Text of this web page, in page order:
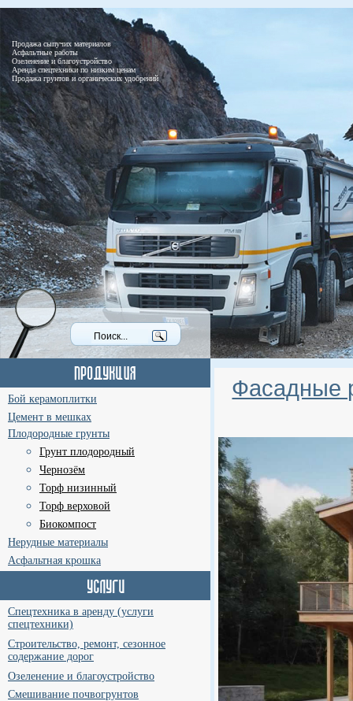
Продажа сыпучих материалов
Асфальтные работы
Озеленение и благоустройство
Аренда спецтехники по низким ценам
Продажа грунтов и органических удобрений
Бой керамоплитки
Цемент в мешках
Плодородные грунты
Грунт плодородный
Чернозём
Торф низинный
Торф верховой
Биокомпост
Нерудные материалы
Асфальтная крошка
Спецтехника в аренду (услуги
спецтехники)
Строительство, ремонт, сезонное
содержание дорог
Озеленение и благоустройство
Смешивание почвогрунтов
Фасадные